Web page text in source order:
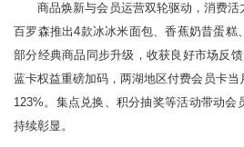
商品焕新与会员运营双轮驱动，消费活
百罗森推出4款冰冰米面包、香蕉奶昔蛋糕
部分经典商品同步升级，收获良好市场反
蓝卡权益重磅加码，两湖地区付费会员卡当
123%。集点兑换、积分抽奖等活动带动会
持续彰显。